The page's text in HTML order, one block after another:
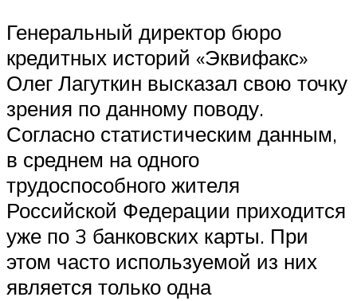
Генеральный директор бюро
кредитных историй «Эквифакс»
Олег Лагуткин высказал свою точку
зрения по данному поводу.
Согласно статистическим данным,
в среднем на одного
трудоспособного жителя
Российской Федерации приходится
уже по 3 банковских карты. При
этом часто используемой из них
является только одна